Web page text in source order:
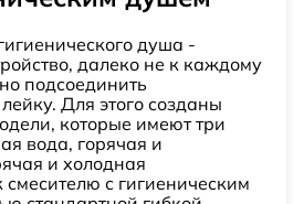
душа -
далеко не к каждому
подсоединить
Для этого созданы
которые имеют три
вода, горячая и
и холодная
смесителю с гигиеническим